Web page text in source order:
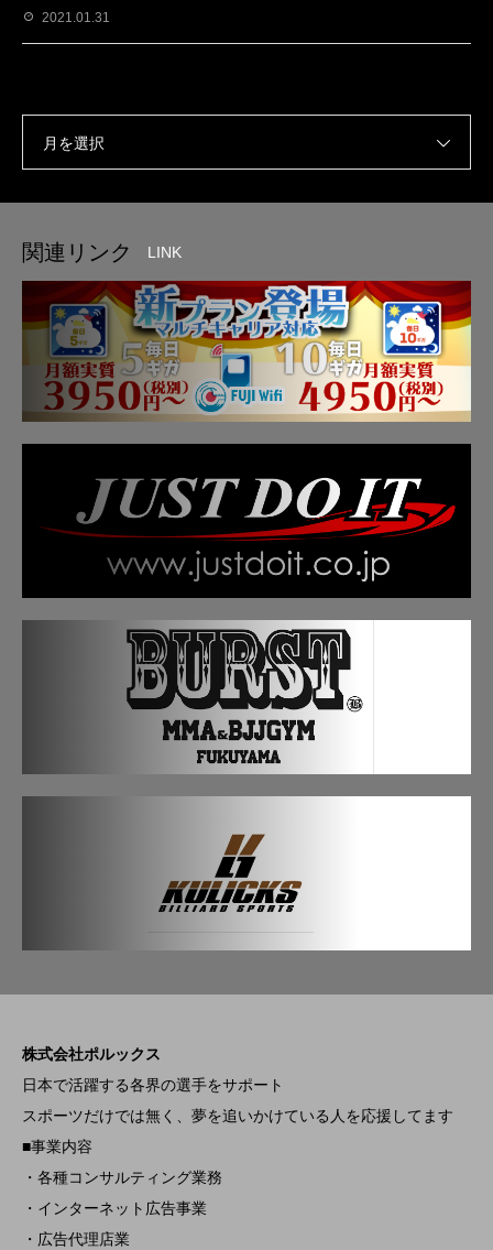
2021.01.31
月を選択
関連リンク LINK
株式会社ポルックス
日本で活躍する各界の選手をサポート
スポーツだけでは無く、夢を追いかけている人を応援してます
■事業内容
・各種コンサルティング業務
・インターネット広告事業
・広告代理店業